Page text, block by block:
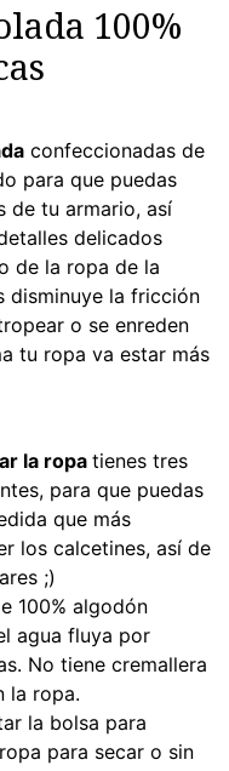
100%
confeccionadas de
para que puedas
de tu armario, así
delicados
de la ropa de la
disminuye la fricción
o se enreden
tu ropa va estar más
la ropatienes tres
para que puedas
que más
los calcetines, así de
;)
100% algodón
agua fluya por
No tiene cremallera
la ropa.
la bolsa para
para secar o sin